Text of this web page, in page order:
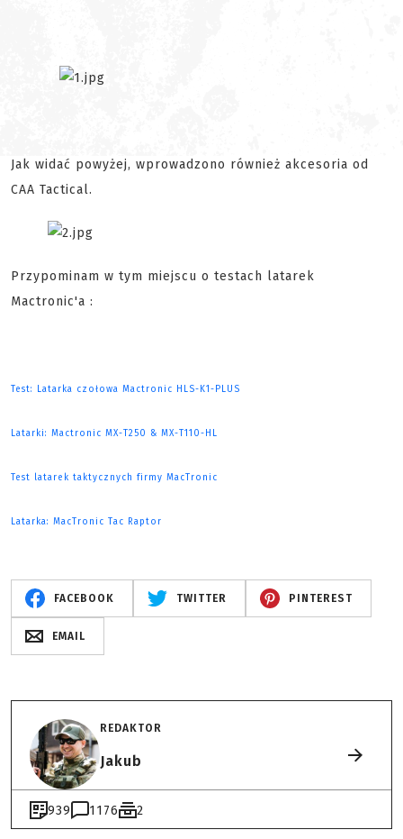
Jak widać powyżej, wprowadzono również akcesoria od
CAA Tactical.
Przypominam w tym miejscu o testach latarek
Mactronic'a :
Test: Latarka czołowa Mactronic HLS-K1-PLUS
Latarki: Mactronic MX-T250 & MX-T110-HL
Test latarek taktycznych firmy MacTronic
Latarka: MacTronic Tac Raptor
FACEBOOK TWITTER PINTEREST
EMAIL
REDAKTOR
Jakub
939 1176 2